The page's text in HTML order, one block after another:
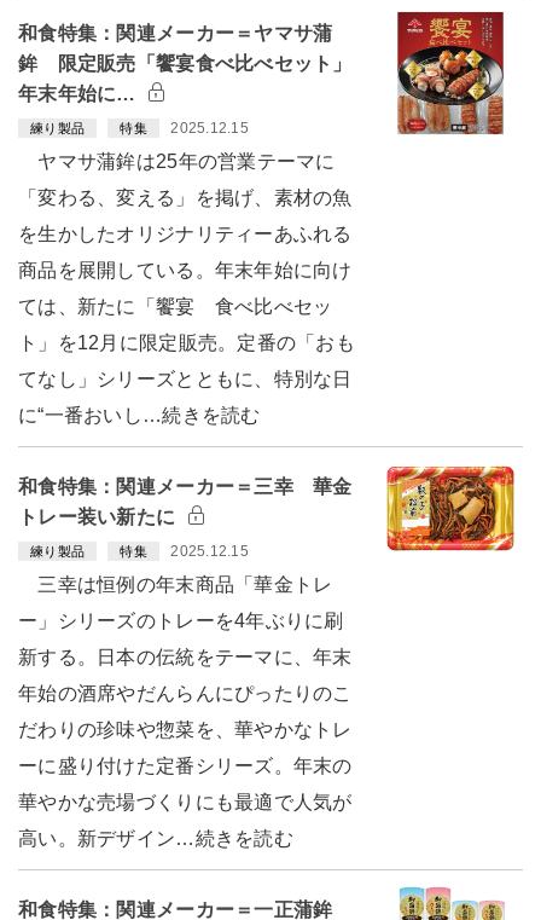
和食特集：関連メーカー＝ヤマサ蒲
鉾 限定販売「饗宴食べ比べセット」
年末年始に…
練り製品 特集 2025.12.15
ヤマサ蒲鉾は25年の営業テーマに
「変わる、変える」を掲げ、素材の魚
を生かしたオリジナリティーあふれる
商品を展開している。年末年始に向け
ては、新たに「饗宴 食べ比べセッ
ト」を12月に限定販売。定番の「おも
てなし」シリーズとともに、特別な日
に“一番おいし…続きを読む
和食特集：関連メーカー＝三幸 華金
トレー装い新たに
練り製品 特集 2025.12.15
三幸は恒例の年末商品「華金トレ
ー」シリーズのトレーを4年ぶりに刷
新する。日本の伝統をテーマに、年末
年始の酒席やだんらんにぴったりのこ
だわりの珍味や惣菜を、華やかなトレ
ーに盛り付けた定番シリーズ。年末の
華やかな売場づくりにも最適で人気が
高い。新デザイン…続きを読む
和食特集：関連メーカー＝一正蒲鉾